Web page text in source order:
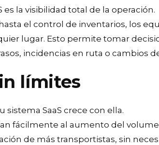
es la visibilidad total de la operación.
el control de inventarios, los
lugar. Esto permite tomar
incidencias en ruta o cambios
límites
SaaS crece con ella.
fácilmente al aumento del
de más transportistas, sin